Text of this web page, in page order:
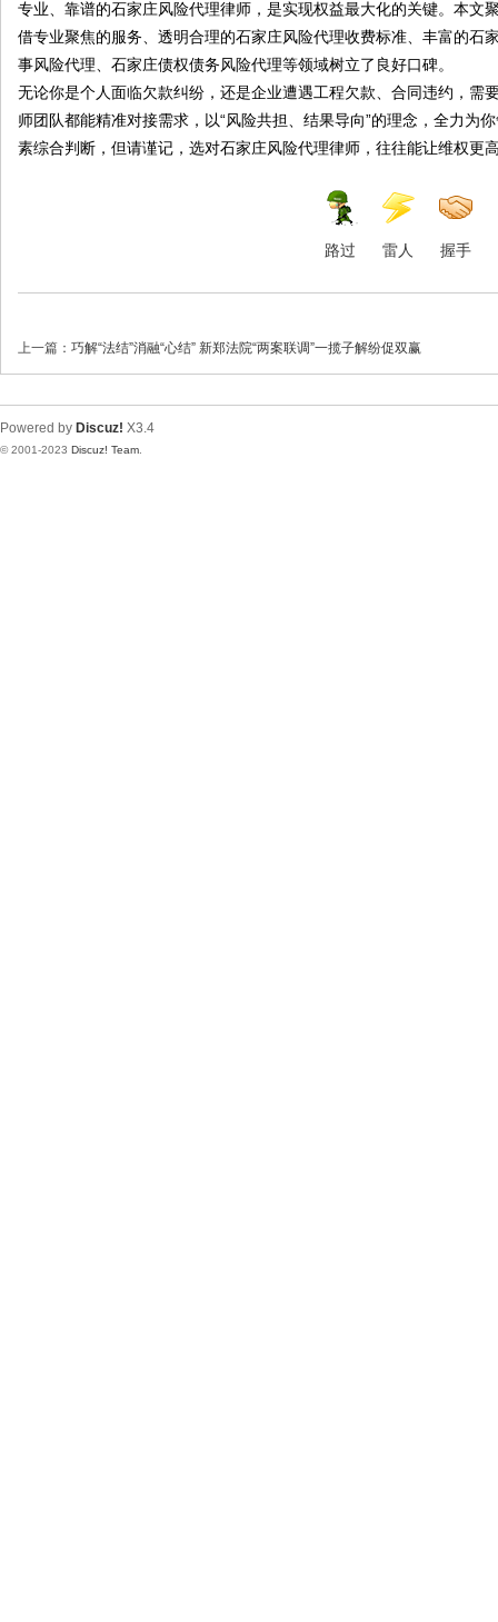
专业、靠谱的石家庄风险代理律师，是实现权益最大化的关键。本文
借专业聚焦的服务、透明合理的石家庄风险代理收费标准、丰富的石
事风险代理、石家庄债权债务风险代理等领域树立了良好口碑。
无论你是个人面临欠款纠纷，还是企业遭遇工程欠款、合同违约，需
师团队都能精准对接需求，以“风险共担、结果导向”的理念，全力为
素综合判断，但请谨记，选对石家庄风险代理律师，往往能让维权更
路过 雷人 握手
上一篇： 巧解“法结”消融“心结” 新郑法院“两案联调”一揽子解纷促双赢
Powered by Discuz! X3.4
© 2001-2023 Discuz! Team